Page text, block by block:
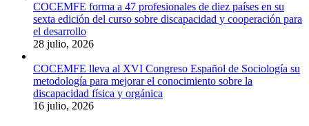
COCEMFE forma a 47 profesionales de diez países en su
sexta edición del curso sobre discapacidad y cooperación para
el desarrollo
28 julio, 2026
COCEMFE lleva al XVI Congreso Español de Sociología su
metodología para mejorar el conocimiento sobre la
discapacidad física y orgánica
16 julio, 2026